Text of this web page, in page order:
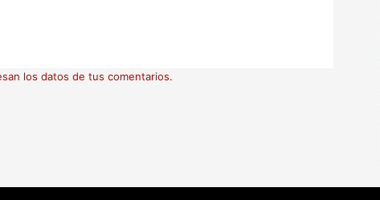
los datos de tus comentarios.